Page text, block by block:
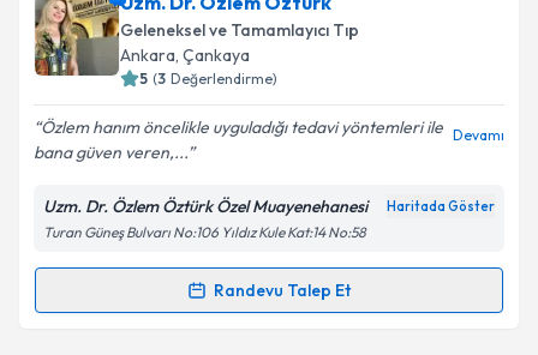
oluşturun. Size bu uzmandan randevu almanız için bir
takvim hazırlandığında e-posta ile bilgilendireceğiz.
Kişisel verilerimin işlenmesine ilişkin
Aydınlatma
Metni'ni okudum ve kişisel verilerimin belirtilen
kapsamda işlenmesini kabul ediyorum.
Geleneksel ve Tamamlayıcı Tıp
Ankara, Çankaya
5 (3 Değerlendirme)
Özlem hanım öncelikle uyguladığı tedavi yöntemleri ile
bana güven veren,...
Devamı
Uzm. Dr. Özlem Öztürk Özel Muayenehanesi Haritada Göster
Turan Güneş Bulvarı No:106 Yıldız Kule Kat:14 No:58
Randevu Talep Et
Randevu Takvimi Talebi